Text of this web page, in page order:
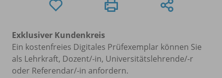
Exklusiver Kundenkreis
Ein kostenfreies Digitales Prüfexemplar können Sie
als Lehrkraft, Dozent/-in, Universitätslehrende/-r
oder Referendar/-in anfordern.